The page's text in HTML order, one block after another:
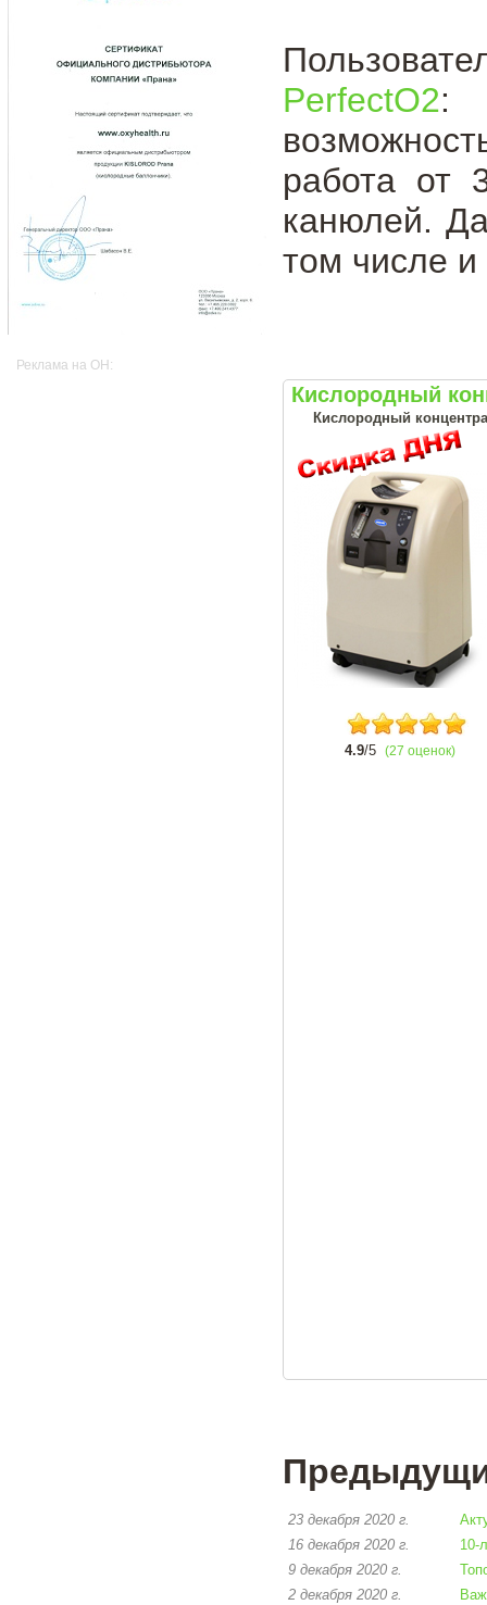
Реклама на OH:
PerfectO2:
работа от
канюлей.
том числе
Кислородный
Кислородный
4.9/5 (27 оценок)
23 декабря 2020 г.
16 декабря 2020 г.
10-
9 декабря 2020 г.
2 декабря 2020 г.